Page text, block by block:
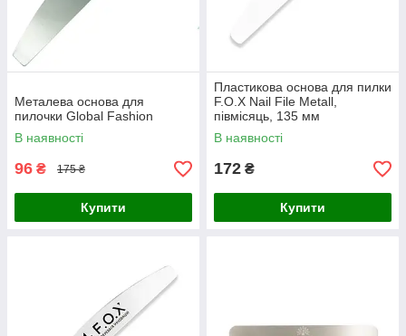
Металева основа для
пилочки Global Fashion
В наявності
96 ₴ 175 ₴
Купити
Пластикова основа для пилки
F.O.X Nail File Metall,
півмісяць, 135 мм
В наявності
172 ₴
Купити